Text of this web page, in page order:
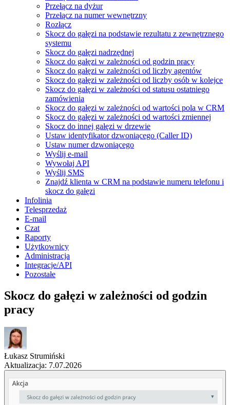
Przełącz na dyżur
Przełącz na numer wewnętrzny
Rozłącz
Skocz do gałęzi na podstawie rezultatu z zewnętrznego
systemu
Skocz do gałęzi nadrzędnej
Skocz do gałęzi w zależności od godzin pracy
Skocz do gałęzi w zależności od liczby agentów
Skocz do gałęzi w zależności od liczby osób w kolejce
Skocz do gałęzi w zależności od statusu ostatniego
zamówienia
Skocz do gałęzi w zależności od wartości pola w CRM
Skocz do gałęzi w zależności od wartości zmiennej
Skocz do innej gałęzi w drzewie
Ustaw identyfikator dzwoniącego (Caller ID)
Ustaw numer dzwoniącego
Wyślij e-mail
Wywołaj API
Wyślij SMS
Znajdź klienta w CRM na podstawie numeru telefonu i
skocz do gałęzi
Infolinia
Telesprzedaż
E-mail
Czat
Raporty
Użytkownicy
Administracja
Integracje/API
Pozostałe
Skocz do gałęzi w zależności od godzin
pracy
Łukasz Strumiński
Aktualizacja: 7.07.2026